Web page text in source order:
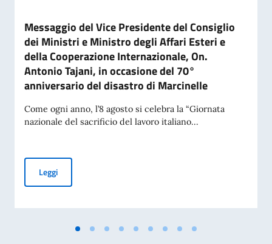
Messaggio del Vice Presidente del Consiglio
dei Ministri e Ministro degli Affari Esteri e
della Cooperazione Internazionale, On.
Antonio Tajani, in occasione del 70°
anniversario del disastro di Marcinelle
Come ogni anno, l’8 agosto si celebra la “Giornata
nazionale del sacrificio del lavoro italiano...
LeggiMessaggio del Vice Presidente del Consiglio dei Ministri e